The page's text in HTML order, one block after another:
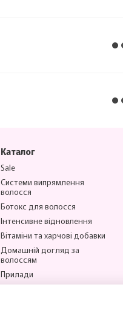
Каталог
Sale
Системи випрямлення
волосся
Ботокс для волосся
Інтенсивне відновлення
Вітаміни та харчові добавки
Домашній догляд за
волоссям
Прилади
Аксесуари